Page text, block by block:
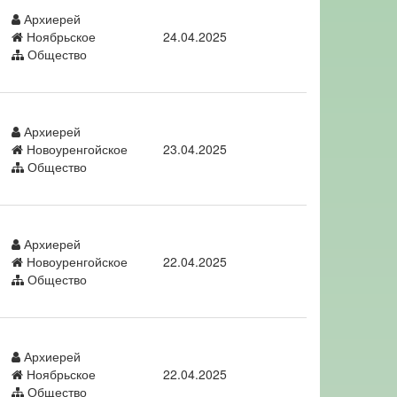
Архиерей
Ноябрьское
Общество
24.04.2025
Архиерей
Новоуренгойское
Общество
23.04.2025
Архиерей
Новоуренгойское
Общество
22.04.2025
Архиерей
Ноябрьское
Общество
22.04.2025